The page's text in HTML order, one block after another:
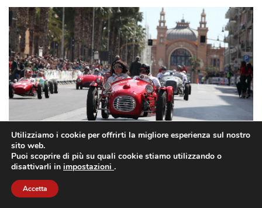
Utilizziamo i cookie per offrirti la migliore esperienza sul nostro
sito web.
Puoi scoprire di più su quali cookie stiamo utilizzando o
disattivarli in impostazioni .
Accetta